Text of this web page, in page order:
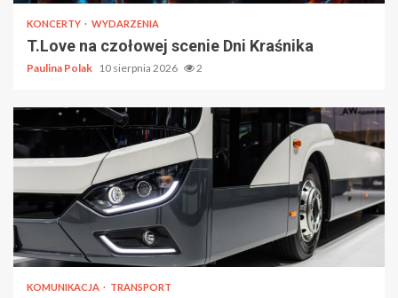
KONCERTY WYDARZENIA
T.Love na czołowej scenie Dni Kraśnika
Paulina Polak 10 sierpnia 2026 2
KOMUNIKACJA TRANSPORT